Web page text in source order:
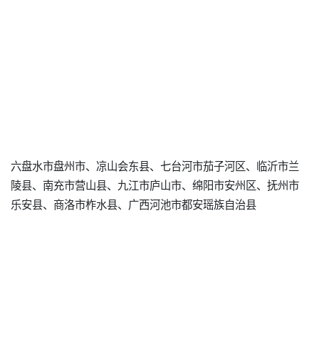
六盘水市盘州市、凉山会东县、七台河市茄子河区、临沂市兰
陵县、南充市营山县、九江市庐山市、绵阳市安州区、抚州市
乐安县、商洛市柞水县、广西河池市都安瑶族自治县